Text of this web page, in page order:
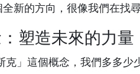
新的方向，很像我們在找
塑造未來的力量
克」這個概念，我們多多少